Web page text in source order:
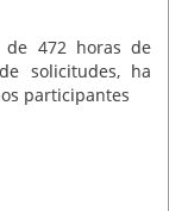
de 472 horas de
solicitudes, ha
participantes